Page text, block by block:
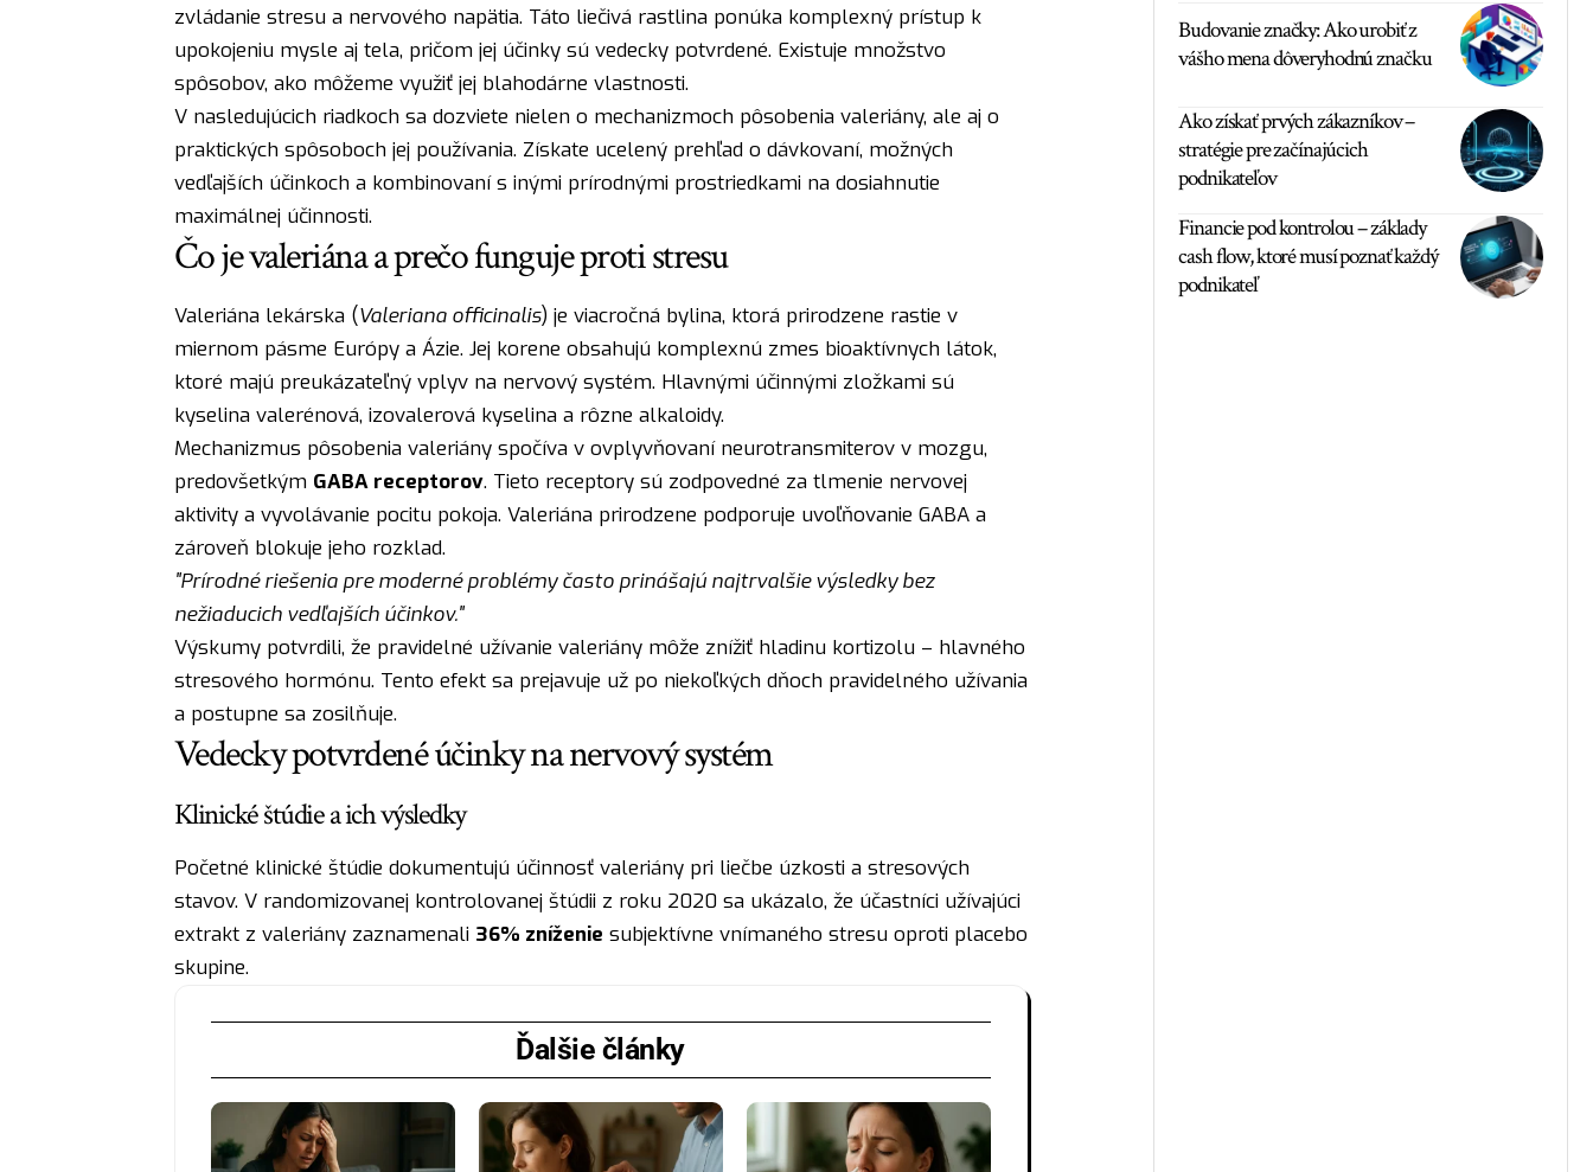
zvládanie stresu a nervového napätia. Táto liečivá rastlina ponúka komplexný prístup k
upokojeniu mysle aj tela, pričom jej účinky sú vedecky potvrdené. Existuje množstvo
spôsobov, ako môžeme využiť jej blahodárne vlastnosti.
V nasledujúcich riadkoch sa dozviete nielen o mechanizmoch pôsobenia valeriány, ale aj o
praktických spôsoboch jej používania. Získate ucelený prehľad o dávkovaní, možných
vedľajších účinkoch a kombinovaní s inými prírodnými prostriedkami na dosiahnutie
maximálnej účinnosti.
Čo je valeriána a prečo funguje proti stresu
Valeriána lekárska (Valeriana officinalis) je viacročná bylina, ktorá prirodzene rastie v
miernom pásme Európy a Ázie. Jej korene obsahujú komplexnú zmes bioaktívnych látok,
ktoré majú preukázateľný vplyv na nervový systém. Hlavnými účinnými zložkami sú
kyselina valerénová, izovalerová kyselina a rôzne alkaloidy.
Mechanizmus pôsobenia valeriány spočíva v ovplyvňovaní neurotransmiterov v mozgu,
predovšetkým GABA receptorov. Tieto receptory sú zodpovedné za tlmenie nervovej
aktivity a vyvolávanie pocitu pokoja. Valeriána prirodzene podporuje uvoľňovanie GABA a
zároveň blokuje jeho rozklad.
"Prírodné riešenia pre moderné problémy často prinášajú najtrvalšie výsledky bez
nežiaducich vedľajších účinkov."
Výskumy potvrdili, že pravidelné užívanie valeriány môže znížiť hladinu kortizolu – hlavného
stresového hormónu. Tento efekt sa prejavuje už po niekoľkých dňoch pravidelného užívania
a postupne sa zosilňuje.
Vedecky potvrdené účinky na nervový systém
Klinické štúdie a ich výsledky
Početné klinické štúdie dokumentujú účinnosť valeriány pri liečbe úzkosti a stresových
stavov. V randomizovanej kontrolovanej štúdii z roku 2020 sa ukázalo, že účastníci užívajúci
extrakt z valeriány zaznamenali 36% zníženie subjektívne vnímaného stresu oproti placebo
skupine.
Ďalšie články
Budovanie značky: Ako urobiť z
vášho mena dôveryhodnú značku
Ako získať prvých zákazníkov –
stratégie pre začínajúcich
podnikateľov
Financie pod kontrolou – základy
cash flow, ktoré musí poznať každý
podnikateľ